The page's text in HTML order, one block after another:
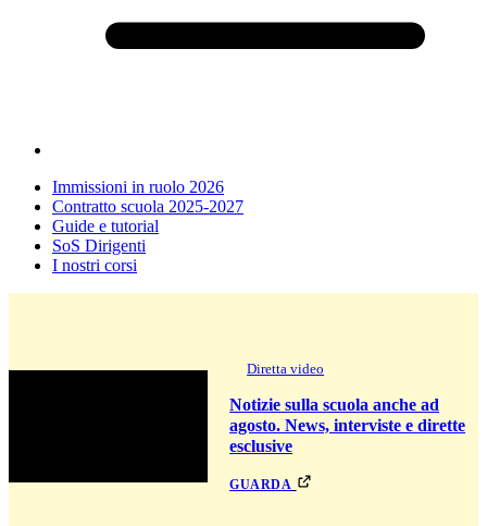
Immissioni in ruolo 2026
Contratto scuola 2025-2027
Guide e tutorial
SoS Dirigenti
I nostri corsi
Diretta video
Notizie sulla scuola anche ad
agosto. News, interviste e dirette
esclusive
guarda